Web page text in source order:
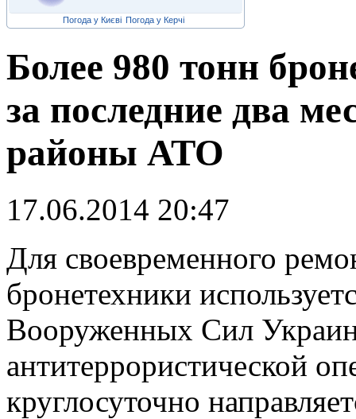
Погода у Києві Погода у Керчі
Более 980 тонн
за последние два
районы АТО
17.06.2014 20:47
Для своевременного
бронетехники
Вооруженных Сил
антитеррористической
круглосуточно